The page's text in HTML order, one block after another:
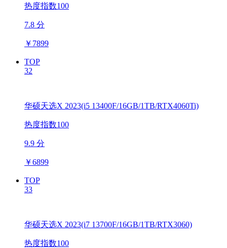
热度指数100
7.8 分
￥ 7899
TOP
32
华硕天选X 2023(i5 13400F/16GB/1TB/RTX4060Ti)
热度指数100
9.9 分
￥6899
TOP
33
华硕天选X 2023(i7 13700F/16GB/1TB/RTX3060)
热度指数100